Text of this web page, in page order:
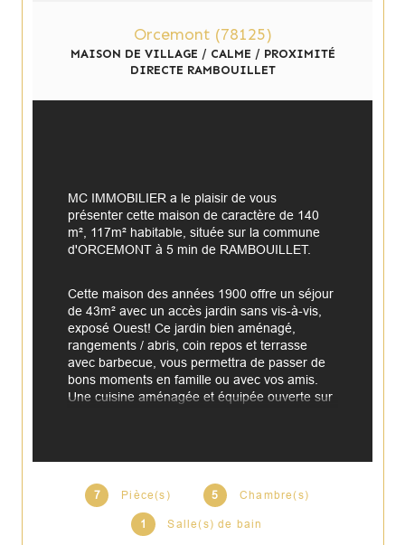
Orcemont (78125)
MAISON DE VILLAGE / CALME / PROXIMITÉ
DIRECTE RAMBOUILLET
7 Pièce(s) 5 Chambre(s)
1 Salle(s) de bain
MC IMMOBILIER a le plaisir de vous
présenter cette maison de caractère de 140
m², 117m² habitable, située sur la commune
d'ORCEMONT à 5 min de RAMBOUILLET.
Cette maison des années 1900 offre un séjour
de 43m² avec un accès jardin sans vis-à-vis,
exposé Ouest! Ce jardin bien aménagé,
rangements / abris, coin repos et terrasse
avec barbecue, vous permettra de passer de
bons moments en famille ou avec vos amis.
Une cuisine aménagée et équipée ouverte sur
chambres, une salle de bains avec baignoire
d'angle et douche ainsi qu'un double vasque,
de nombreux rangements.